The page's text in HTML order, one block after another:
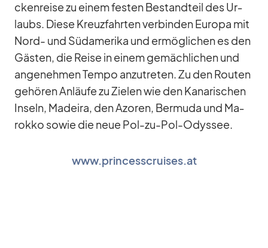
cken­reise zu ei­nem fes­ten Be­stand­teil des Ur­
laubs. Diese Kreuz­fahr­ten ver­bin­den Eu­ropa mit
Nord- und Süd­ame­rika und er­mög­li­chen es den
Gäs­ten, die Reise in ei­nem ge­mäch­li­chen und
an­ge­neh­men Tempo an­zu­tre­ten. Zu den Rou­ten
ge­hö­ren An­läufe zu Zie­len wie den Ka­na­ri­schen
In­seln, Ma­deira, den Azo­ren, Ber­muda und Ma­
rokko so­wie die neue Pol-zu-Pol-Odys­see.
www.princesscruises.at